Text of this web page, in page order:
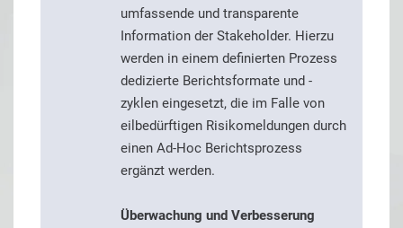
umfassende und transparente
Information der Stakeholder. Hierzu
werden in einem definierten Prozess
dedizierte Berichtsformate und -
zyklen eingesetzt, die im Falle von
eilbedürftigen Risikomeldungen durch
einen Ad-Hoc Berichtsprozess
ergänzt werden.
Überwachung und Verbesserung